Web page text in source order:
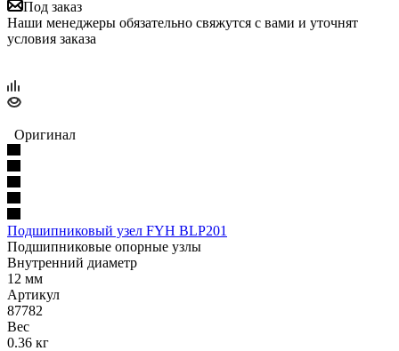
Под заказ
Наши менеджеры обязательно свяжутся с вами и уточнят
условия заказа
Оригинал
Подшипниковый узел FYH BLP201
Подшипниковые опорные узлы
Внутренний диаметр
12 мм
Артикул
87782
Вес
0.36 кг